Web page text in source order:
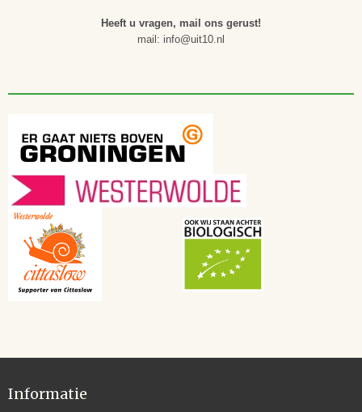
Heeft u vragen, mail ons gerust!
mail: info@uit10.nl
Informatie